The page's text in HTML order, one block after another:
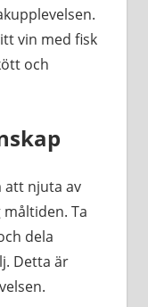
vin med fisk
och
att njuta av
Ta
dela
Detta är